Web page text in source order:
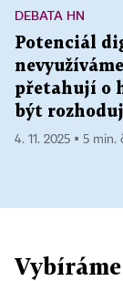
DEBATA HN
Potenciál
přetahují o
být
4. 11. 2025 ▪ 5 min.